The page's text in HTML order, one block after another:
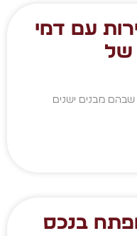
עם דמי
של
שבהם מבנים ישנים
בנכס